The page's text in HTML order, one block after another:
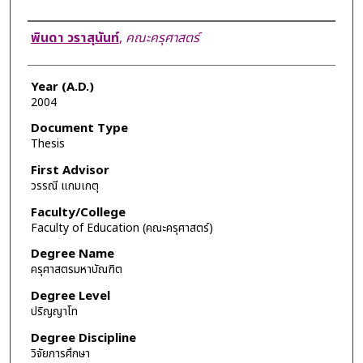
Author
พินดา วราสุนันท์, คณะครุศาสตร์
Year (A.D.)
2004
Document Type
Thesis
First Advisor
วรรณี แกมเกตุ
Faculty/College
Faculty of Education (คณะครุศาสตร์)
Degree Name
ครุศาสตรมหาบัณฑิต
Degree Level
ปริญญาโท
Degree Discipline
วิจัยการศึกษา